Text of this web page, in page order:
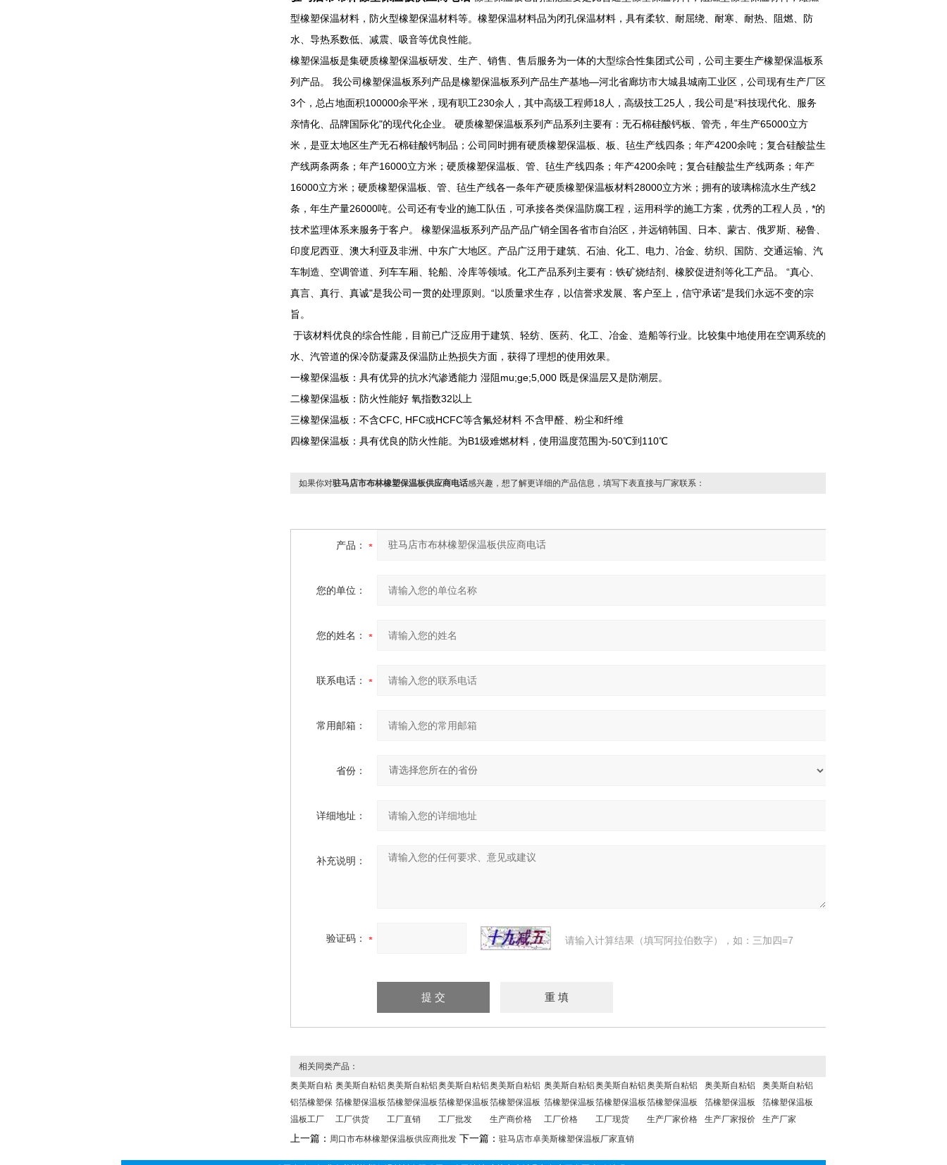
型橡塑保温材料，防火型橡塑保温材料等。橡塑保温材料品为闭孔保温材料，具有柔软、耐屈绕、耐寒、耐热、阻燃、防
水、导热系数低、减震、吸音等优良性能。
橡塑保温板是集硬质橡塑保温板研发、生产、销售、售后服务为一体的大型综合性集团式公司，公司主要生产橡塑保温板系
列产品。 我公司橡塑保温板系列产品是橡塑保温板系列产品生产基地—河北省廊坊市大城县城南工业区，公司现有生产厂区
3个，总占地面积100000余平米，现有职工230余人，其中高级工程师18人，高级技工25人，我公司是“科技现代化、服务
亲情化、品牌国际化"的现代化企业。 硬质橡塑保温板系列产品系列主要有：无石棉硅酸钙板、管壳，年生产65000立方
米，是亚太地区生产无石棉硅酸钙制品；公司同时拥有硬质橡塑保温板、板、毡生产线四条；年产4200余吨；复合硅酸盐生
产线两条两条；年产16000立方米；硬质橡塑保温板、管、毡生产线四条；年产4200余吨；复合硅酸盐生产线两条；年产
16000立方米；硬质橡塑保温板、管、毡生产线各一条年产硬质橡塑保温板材料28000立方米；拥有的玻璃棉流水生产线2
条，年生产量26000吨。公司还有专业的施工队伍，可承接各类保温防腐工程，运用科学的施工方案，优秀的工程人员，*的
技术监理体系来服务于客户。 橡塑保温板系列产品产品广销全国各省市自治区，并远销韩国、日本、蒙古、俄罗斯、秘鲁、
印度尼西亚、澳大利亚及非洲、中东广大地区。产品广泛用于建筑、石油、化工、电力、冶金、纺织、国防、交通运输、汽
车制造、空调管道、列车车厢、轮船、冷库等领域。化工产品系列主要有：铁矿烧结剂、橡胶促进剂等化工产品。 “真心、
真言、真行、真诚"是我公司一贯的处理原则。“以质量求生存，以信誉求发展、客户至上，信守承诺"是我们永远不变的宗
旨。
于该材料优良的综合性能，目前已广泛应用于建筑、轻纺、医药、化工、冶金、造船等行业。比较集中地使用在空调系统的
水、汽管道的保冷防凝露及保温防止热损失方面，获得了理想的使用效果。
一橡塑保温板：具有优异的抗水汽渗透能力 湿阻mu;ge;5,000 既是保温层又是防潮层。
二橡塑保温板：防火性能好 氧指数32以上
三橡塑保温板：不含CFC, HFC或HCFC等含氟烃材料 不含甲醛、粉尘和纤维
四橡塑保温板：具有优良的防火性能。为B1级难燃材料，使用温度范围为-50℃到110℃
如果你对驻马店市布林橡塑保温板供应商电话感兴趣，想了解更详细的产品信息，填写下表直接与厂家联系：
产品：
您的单位：
您的姓名：
联系电话：
常用邮箱：
省份：
详细地址：
补充说明：
验证码： 请输入计算结果（填写阿拉伯数字），如：三加四=7
相关同类产品：
奥美斯自粘
铝箔橡塑保
温板工厂
奥美斯自粘铝
箔橡塑保温板
工厂供货
奥美斯自粘铝
箔橡塑保温板
工厂直销
奥美斯自粘铝
箔橡塑保温板
工厂批发
奥美斯自粘铝
箔橡塑保温板
生产商价格
奥美斯自粘铝
箔橡塑保温板
工厂价格
奥美斯自粘铝
箔橡塑保温板
工厂现货
奥美斯自粘铝
箔橡塑保温板
生产厂家价格
奥美斯自粘铝
箔橡塑保温板
生产厂家报价
奥美斯自粘铝
箔橡塑保温板
生产厂家
上一篇： 周口市布林橡塑保温板供应商批发 下一篇： 驻马店市卓美斯橡塑保温板厂家直销